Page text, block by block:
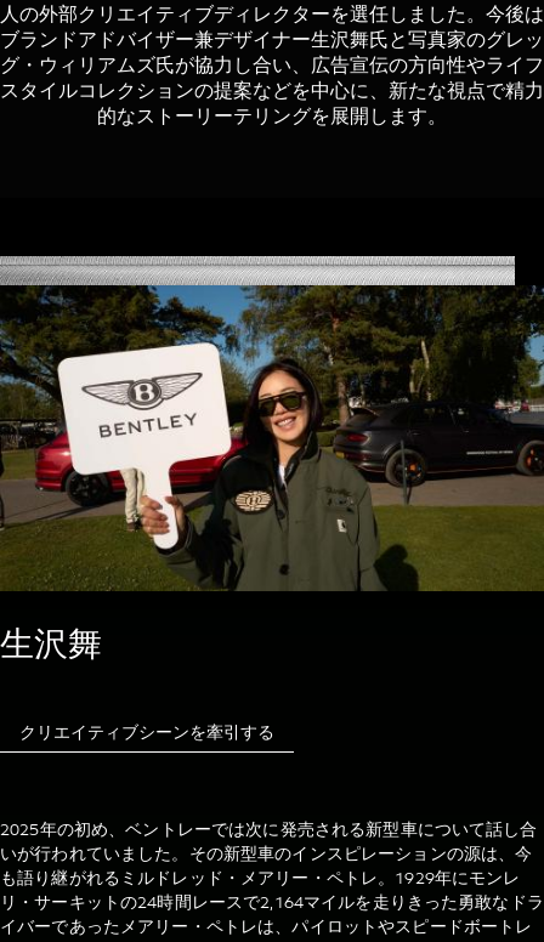
人の外部クリエイティブディレクターを選任しました。今後は
ブランドアドバイザー兼デザイナー生沢舞氏と写真家のグレッ
グ・ウィリアムズ氏が協力し合い、広告宣伝の方向性やライフ
スタイルコレクションの提案などを中心に、新たな視点で精力
的なストーリーテリングを展開します。
生沢舞
クリエイティブシーンを牽引する
2025年の初め、ベントレーでは次に発売される新型車について話し合
いが行われていました。その新型車のインスピレーションの源は、今
も語り継がれるミルドレッド・メアリー・ペトレ。1929年にモンレ
リ・サーキットの24時間レースで2,164マイルを走りきった勇敢なドラ
イバーであったメアリー・ペトレは、パイロットやスピードボートレ